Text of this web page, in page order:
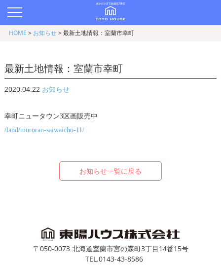
HOME > お知らせ>最新土地情報：室蘭市幸町
最新土地情報：室蘭市幸町
2020.04.22 お知らせ
幸町ニュータウン3区画販売中
/land/muroran-saiwaicho-11/
お知らせ一覧に戻る
〒050-0073 北海道室蘭市宮の森町3丁目14番15号
TEL.0143-43-8586